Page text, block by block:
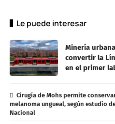
Le puede interesar
Minería
convertir la
en el primer
Cirugía de Mohs permite
melanoma ungueal, según estudio
Nacional